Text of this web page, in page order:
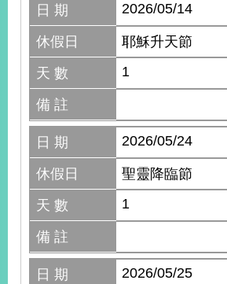
日 期 2026/05/14
休假日
耶穌升天節
天 數
1
備 註
日 期 2026/05/24
休假日
聖靈降臨節
天 數
1
備 註
日 期 2026/05/25